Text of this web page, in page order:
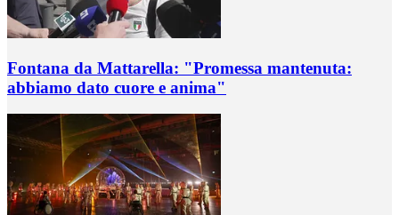
Fontana da Mattarella: "Promessa mantenuta:
abbiamo dato cuore e anima"